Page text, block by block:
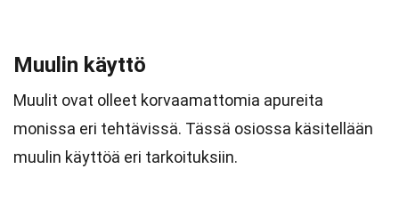
Muulin käyttö
Muulit ovat olleet korvaamattomia apureita
monissa eri tehtävissä. Tässä osiossa käsitellään
muulin käyttöä eri tarkoituksiin.